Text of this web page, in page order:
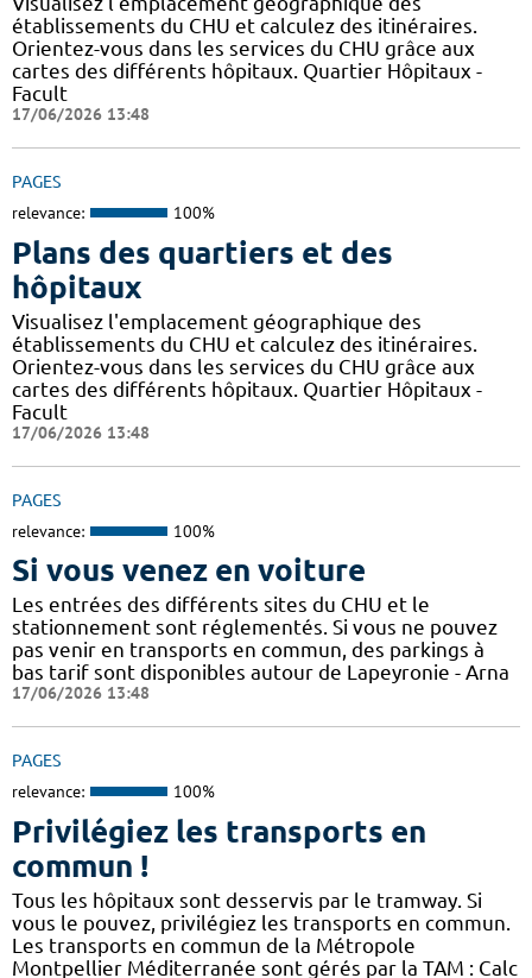
établissements du CHU et calculez des itinéraires.
Orientez-vous dans les services du CHU grâce aux
cartes des différents hôpitaux. Quartier Hôpitaux -
Facult
17/06/2026 13:48
PAGES
relevance: 100%
Plans des quartiers et des
hôpitaux
Visualisez l'emplacement géographique des
établissements du CHU et calculez des itinéraires.
Orientez-vous dans les services du CHU grâce aux
cartes des différents hôpitaux. Quartier Hôpitaux -
Facult
17/06/2026 13:48
PAGES
relevance: 100%
Si vous venez en voiture
Les entrées des différents sites du CHU et le
stationnement sont réglementés. Si vous ne pouvez
pas venir en transports en commun, des parkings à
bas tarif sont disponibles autour de Lapeyronie - Arna
17/06/2026 13:48
PAGES
relevance: 100%
Privilégiez les transports en
commun !
Tous les hôpitaux sont desservis par le tramway. Si
vous le pouvez, privilégiez les transports en commun.
Les transports en commun de la Métropole
Montpellier Méditerranée sont gérés par la TAM : Calc